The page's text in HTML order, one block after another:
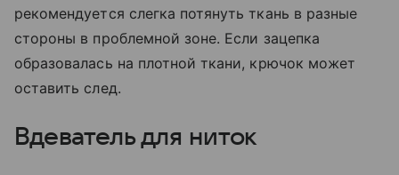
рекомендуется слегка потянуть ткань в разные
стороны в проблемной зоне. Если зацепка
образовалась на плотной ткани, крючок может
оставить след.
Вдеватель для ниток